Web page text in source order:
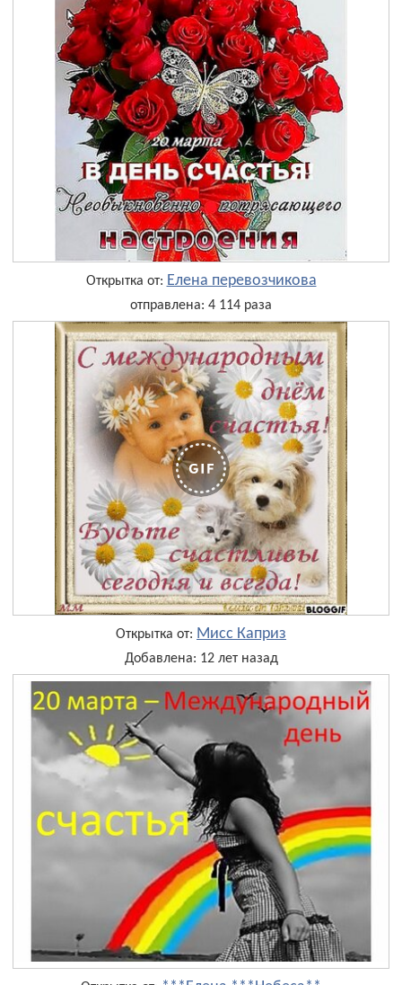
Открытка от: Елена перевозчикова
отправлена: 4 114 раза
Открытка от: Мисс Каприз
Добавлена: 12 лет назад